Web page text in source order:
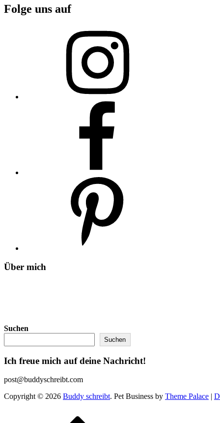
Folge uns auf
Über mich
Suchen
Suchen
Ich freue mich auf deine Nachricht!
post@buddyschreibt.com
Copyright © 2026 Buddy schreibt. Pet Business by Theme Palace |